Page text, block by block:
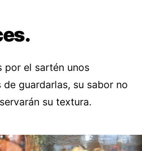
por el sartén unos
de guardarlas, su sabor no
su textura.